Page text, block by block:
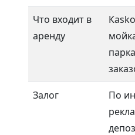
Что входит в
аренду
Залог
По